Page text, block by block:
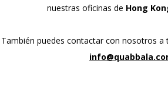
nuestras oficinas de Hong
También puedes contactar con nosotros a